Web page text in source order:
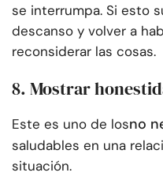
se interrumpa. Si esto
descanso y volver a
reconsiderar las cosas.
8. Mostrar
Este es uno de losno
saludables en una
situación.